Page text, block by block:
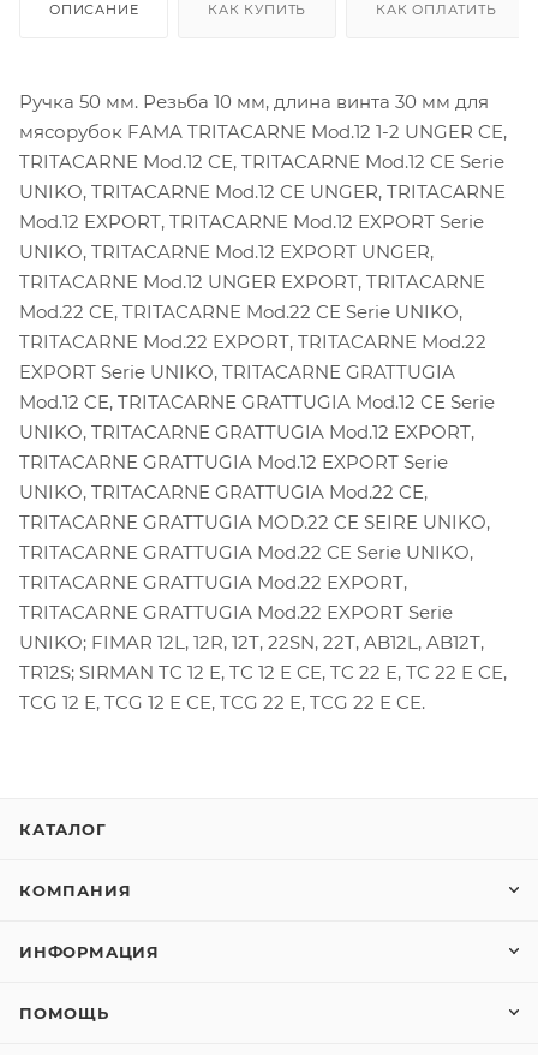
ОПИСАНИЕ КАК КУПИТЬ КАК ОПЛАТИТЬ
Ручка 50 мм. Резьба 10 мм, длина винта 30 мм для
мясорубок FAMA TRITACARNE Mod.12 1-2 UNGER CE,
TRITACARNE Mod.12 CE, TRITACARNE Mod.12 CE Serie
UNIKO, TRITACARNE Mod.12 CE UNGER, TRITACARNE
Mod.12 EXPORT, TRITACARNE Mod.12 EXPORT Serie
UNIKO, TRITACARNE Mod.12 EXPORT UNGER,
TRITACARNE Mod.12 UNGER EXPORT, TRITACARNE
Mod.22 CE, TRITACARNE Mod.22 CE Serie UNIKO,
TRITACARNE Mod.22 EXPORT, TRITACARNE Mod.22
EXPORT Serie UNIKO, TRITACARNE GRATTUGIA
Mod.12 CE, TRITACARNE GRATTUGIA Mod.12 CE Serie
UNIKO, TRITACARNE GRATTUGIA Mod.12 EXPORT,
TRITACARNE GRATTUGIA Mod.12 EXPORT Serie
UNIKO, TRITACARNE GRATTUGIA Mod.22 CE,
TRITACARNE GRATTUGIA MOD.22 CE SEIRE UNIKO,
TRITACARNE GRATTUGIA Mod.22 CE Serie UNIKO,
TRITACARNE GRATTUGIA Mod.22 EXPORT,
TRITACARNE GRATTUGIA Mod.22 EXPORT Serie
UNIKO; FIMAR 12L, 12R, 12T, 22SN, 22T, AB12L, AB12T,
TR12S; SIRMAN TC 12 E, TC 12 E CE, TC 22 E, TC 22 E CE,
TCG 12 E, TCG 12 E CE, TCG 22 E, TCG 22 E CE.
КАТАЛОГ
КОМПАНИЯ
ИНФОРМАЦИЯ
ПОМОЩЬ